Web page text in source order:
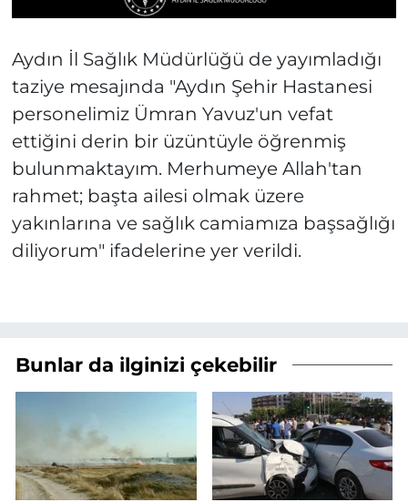
Aydın İl Sağlık Müdürlüğü de yayımladığı
taziye mesajında "Aydın Şehir Hastanesi
personelimiz Ümran Yavuz'un vefat
ettiğini derin bir üzüntüyle öğrenmiş
bulunmaktayım. Merhumeye Allah'tan
rahmet; başta ailesi olmak üzere
yakınlarına ve sağlık camiamıza başsağlığı
diliyorum" ifadelerine yer verildi.
Bunlar da ilginizi çekebilir